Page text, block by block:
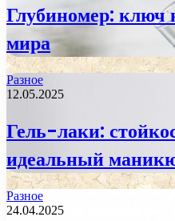
Глубиномер: ключ
мира
Разное
12.05.2025
Гель-лаки:
идеальный
Разное
24.04.2025